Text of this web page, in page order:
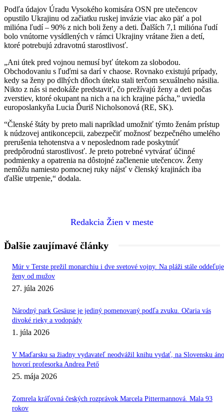
Podľa údajov Úradu Vysokého komisára OSN pre utečencov
opustilo Ukrajinu od začiatku ruskej invázie viac ako päť a pol
milióna ľudí – 90% z nich boli ženy a deti. Ďalších 7,1 milióna ľudí
bolo vnútorne vysídlených v rámci Ukrajiny vrátane žien a detí,
ktoré potrebujú zdravotnú starostlivosť.
„Ani útek pred vojnou nemusí byť útekom za slobodou.
Obchodovaniu s ľuďmi sa darí v chaose. Rovnako existujú prípady,
kedy sa ženy po dlhých dňoch úteku stali terčom sexuálneho násilia.
Nikto z nás si nedokáže predstaviť, čo prežívajú ženy a deti počas
zverstiev, ktoré okupant na nich a na ich krajine pácha,” uviedla
europoslankyňa Lucia Ďuriš Nicholsonová (RE, SK).
“Členské štáty by preto mali napríklad umožniť týmto ženám prístup
k núdzovej antikoncepcii, zabezpečiť možnosť bezpečného umelého
prerušenia tehotenstva a v neposlednom rade poskytnúť
predpôrodnú starostlivosť. Je preto potrebné vytvárať účinné
podmienky a opatrenia na dôstojné začlenenie utečencov. Ženy
nemôžu namiesto pomocnej ruky nájsť v členský krajinách iba
ďalšie utrpenie,“ dodala.
Redakcia Žien v meste
Ďalšie zaujímavé články
Múr v Terste prežil monarchiu i dve svetové vojny. Na pláži stále oddeľuje
ženy od mužov
27. júla 2026
Národný park Gesäuse je jediný pomenovaný podľa zvuku. Očaria vás
divoké rieky a vodopády
1. júla 2026
V Maďarsku sa žiadny vydavateľ neodvážil knihu vydať, na Slovensku
hovorí profesorka Andrea Pető
25. mája 2026
Zomrela kráľovná českých rozprávok Marcela Pittermannová. Mala 93
rokov